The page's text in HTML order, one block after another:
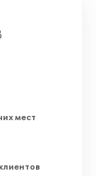
мест